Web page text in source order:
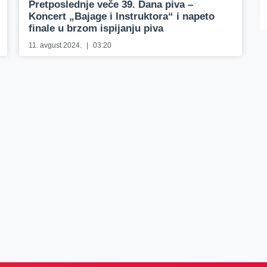
Pretposlednje veče 39. Dana piva –
Koncert „Bajage i Instruktora“ i napeto
finale u brzom ispijanju piva
11. avgust 2024. 03:20